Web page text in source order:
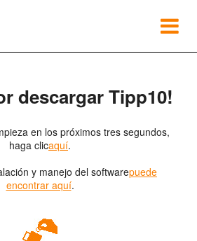
descargar Tipp10!
en los próximos tres segundos,
haga clicaquí.
y manejo del softwarepuede
encontrar aquí.